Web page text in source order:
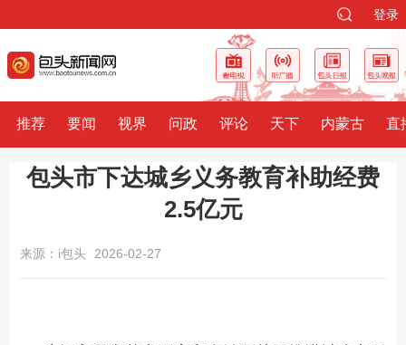
登录
推荐 要闻 视界 问政 评论 天下 内蒙古 直
包头市下达城乡义务教育补助经费
2.5亿元
来源：i包头 2026-02-27